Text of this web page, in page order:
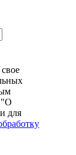
"О
для